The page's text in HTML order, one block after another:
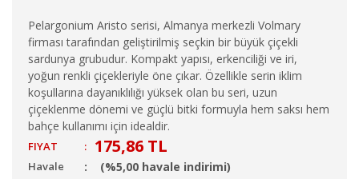
Pelargonium Aristo serisi, Almanya merkezli Volmary
firması tarafından geliştirilmiş seçkin bir büyük çiçekli
sardunya grubudur. Kompakt yapısı, erkenciliği ve iri,
yoğun renkli çiçekleriyle öne çıkar. Özellikle serin iklim
koşullarına dayanıklılığı yüksek olan bu seri, uzun
çiçeklenme dönemi ve güçlü bitki formuyla hem saksı hem
bahçe kullanımı için idealdir.
FIYAT : 175,86 TL
Havale (%5,00 havale indirimi)